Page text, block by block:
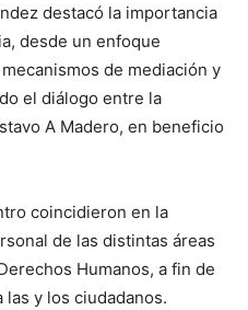
destacó la importancia
desde un enfoque
de mediación y
el diálogo entre la
A Madero, en beneficio
coincidieron en la
de las distintas áreas
Humanos, a fin de
y los ciudadanos.